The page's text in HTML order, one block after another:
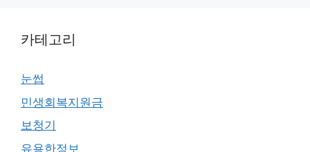
카테고리
눈썹
민생회복지원금
보청기
유용한정보